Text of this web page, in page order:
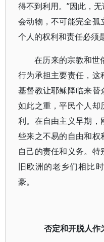
得不到利用。”因此，
会动物，不可能完全孤
个人的权利和责任必须
在历来的宗教和世
行为承担主要责任，
基督教让耶稣降临来替
如此之重，平民个人却
利。在自由主义早期
些来之不易的自由和
自己的责任和义务。
旧欧洲的老乡们相比
豪。
否定和开脱人作